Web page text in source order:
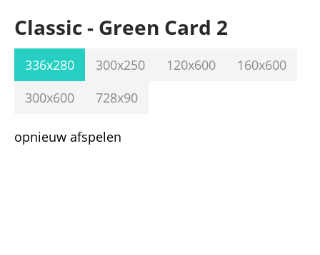
Classic - Green Card 2
336x280 300x250 120x600
160x600
300x600
728x90
opnieuw afspelen